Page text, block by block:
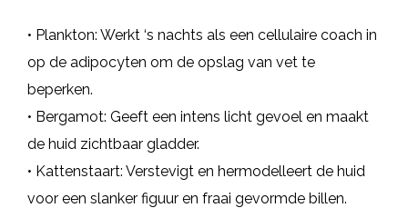
• Plankton: Werkt ‘s nachts als een cellulaire coach in
op de adipocyten om de opslag van vet te
beperken.
• Bergamot: Geeft een intens licht gevoel en maakt
de huid zichtbaar gladder.
• Kattenstaart: Verstevigt en hermodelleert de huid
voor een slanker figuur en fraai gevormde billen.